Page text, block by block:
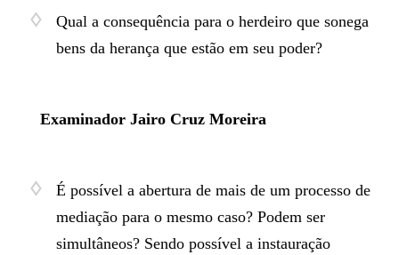
Qual a consequência para o herdeiro que sonega
bens da herança que estão em seu poder?
Examinador Jairo Cruz Moreira
É possível a abertura de mais de um processo de
mediação para o mesmo caso? Podem ser
simultâneos? Sendo possível a instauração